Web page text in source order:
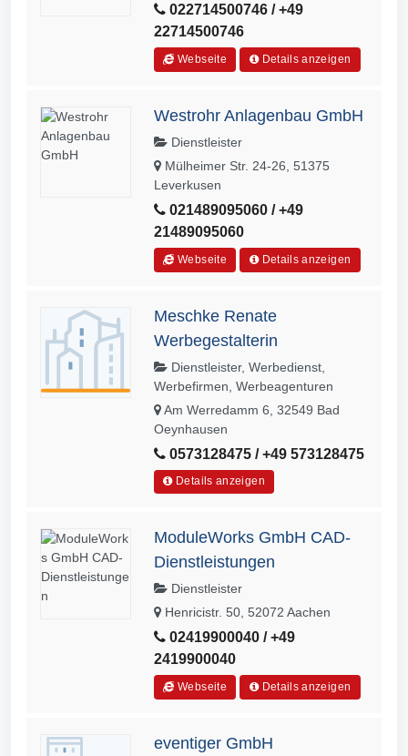
022714500746 / +49
22714500746
Webseite Details anzeigen
Westrohr Anlagenbau GmbH
Dienstleister
Mülheimer Str. 24-26, 51375
Leverkusen
021489095060 / +49
21489095060
Webseite Details anzeigen
Meschke Renate
Werbegestalterin
Dienstleister, Werbedienst,
Werbefirmen, Werbeagenturen
Am Werredamm 6, 32549 Bad
Oeynhausen
0573128475 / +49 573128475
Details anzeigen
ModuleWorks GmbH CAD-
Dienstleistungen
Dienstleister
Henricistr. 50, 52072 Aachen
02419900040 / +49
2419900040
Webseite Details anzeigen
eventiger GmbH